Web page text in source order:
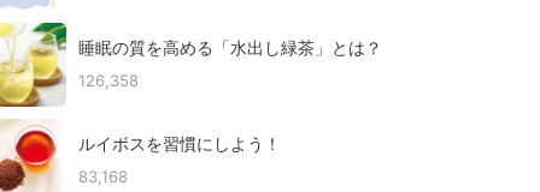
睡眠の質を高める「水出し緑茶」とは？
126,358
ルイボスを習慣にしよう！
83,168